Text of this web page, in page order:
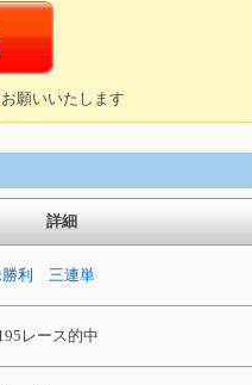
願いいたします
詳細
勝利 三連単
レース的中